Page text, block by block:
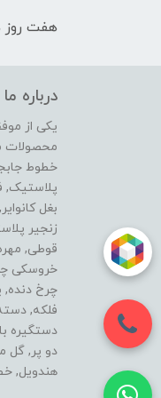
هفت روز هفته ، ۲۴ ساعت
درباره ما
محصولات
خطوط
پلاستیک,
بغل
زنجیر
قوطی,
خروسکی
چرخ دنده,
فلکه,
هندویل,